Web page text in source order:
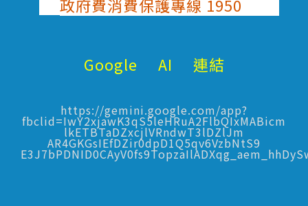
政府費消費保護專線 1950
Google AI 連結
https://gemini.google.com/app?
fbclid=IwY2xjawK3qS5leHRuA2FlbQIxMABicm
lkETBTaDZxcjlVRndwT3lDZlJm
AR4GKGsIEfDZir0dpD1Q5qv6VzbNtS9